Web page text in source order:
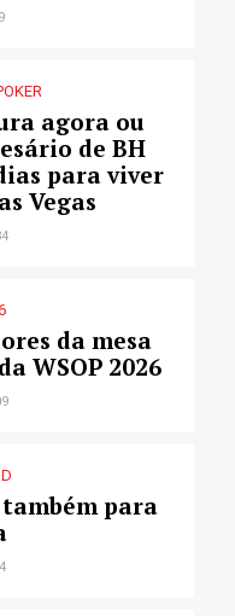
agora ou
de BH
para viver
Vegas
da mesa
WSOP 2026
para